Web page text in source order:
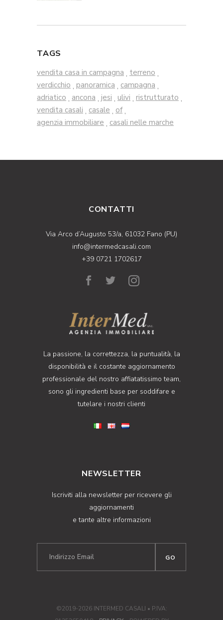
TAGS
vendita casa in campagna , terreno ,
verdicchio , panoramica , campagna ,
adriatico , ancona ,jesi , ulivi , ristrutturato ,
vendita casali , casale , of ,
agenzia immobiliare , casali nelle marche
CONTATTI
Via Arco d’Augusto 53/a, 61032 Fano (PU)
info@intermedcasali.com
+39 0721 1702617
La passione, la correttezza, la puntualità, la
disponibilità e il costante aggiornamento
professionale del nostro affiatatissimo team,
sono gli ingredienti base per soddifare e
tutelare i nostri clienti
NEWSLETTER
Iscriviti alla newsletter per ricevere gli
aggiornamenti
e tante altre informazioni
©2019-2026 INTERMED CASALI • P.IVA: